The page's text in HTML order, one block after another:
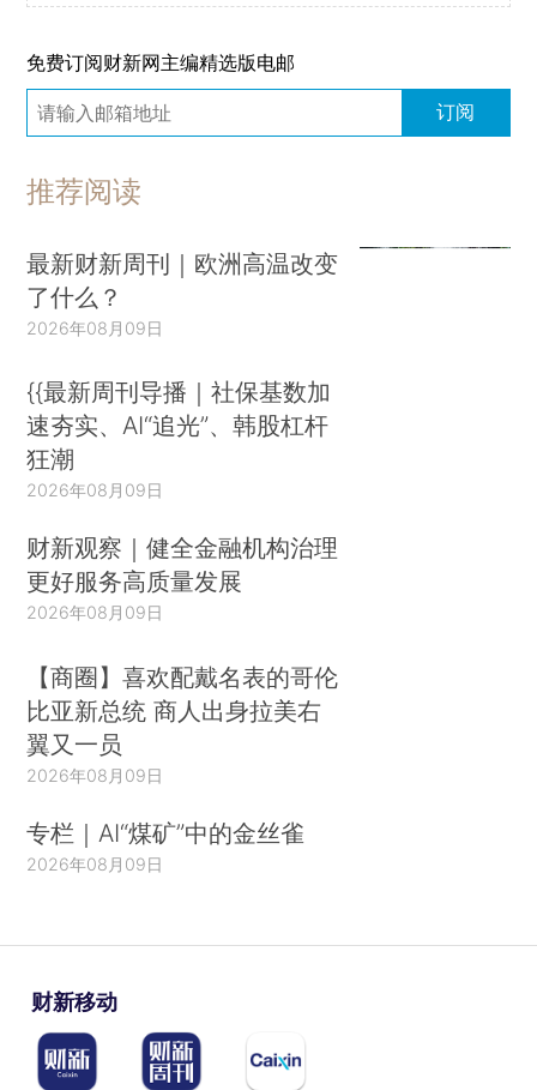
免费订阅财新网主编精选版电邮
订阅
推荐阅读
最新财新周刊｜欧洲高温改变
了什么？
2026年08月09日
{{最新周刊导播｜社保基数加
速夯实、AI“追光”、韩股杠杆
狂潮
2026年08月09日
财新观察｜健全金融机构治理
更好服务高质量发展
2026年08月09日
【商圈】喜欢配戴名表的哥伦
比亚新总统 商人出身拉美右
翼又一员
2026年08月09日
专栏｜AI“煤矿”中的金丝雀
2026年08月09日
财新移动